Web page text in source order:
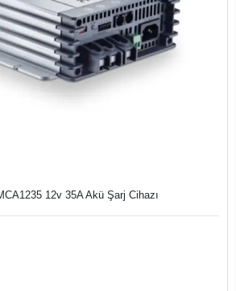
12v 35A Akü Şarj Cihazı